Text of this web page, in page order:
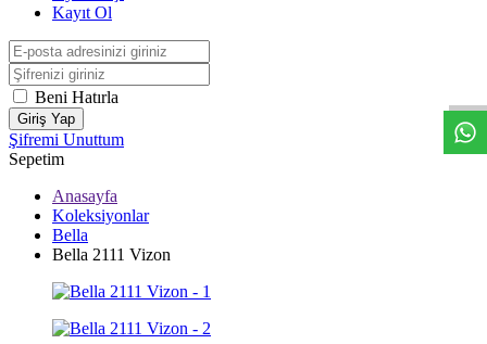
Kayıt Ol
Beni Hatırla
Giriş Yap
Şifremi Unuttum
Sepetim
Anasayfa
Koleksiyonlar
Bella
Bella 2111 Vizon